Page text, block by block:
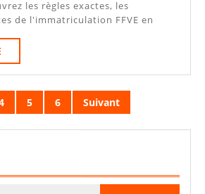
les règles exactes, les
de l'immatriculation FFVE en
LA
SUITE
5 6 Suivant